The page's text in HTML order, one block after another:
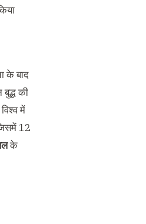
के बाद
बुद्ध की
में
12
के